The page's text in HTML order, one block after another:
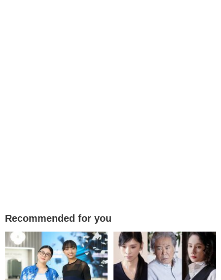
Recommended for you